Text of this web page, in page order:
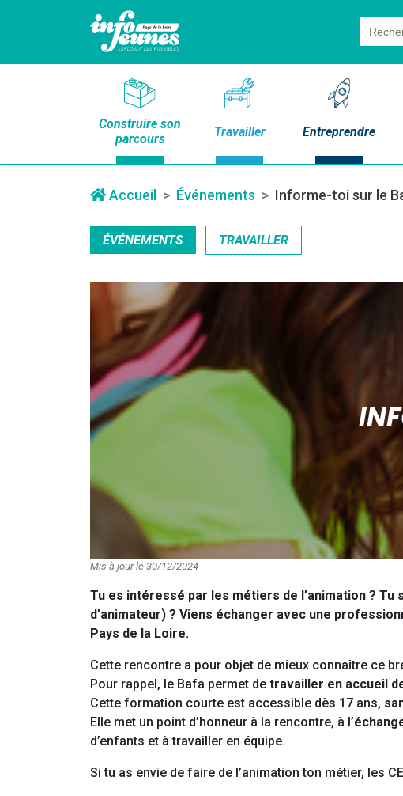
Search
for:
Construire son
parcours
Travailler Entreprendre
Accueil Événements Informe-toi sur le
ÉVÉNEMENTS TRAVAILLER
Mis à jour le 30/12/2024
Tu es intéressé par les métiers de l’animation ?
d’animateur) ? Viens échanger avec une
Pays de la Loire.
Cette rencontre a pour objet de mieux connaître ce
Pour rappel, le Bafa permet de travailler en accueil
Cette formation courte est accessible dès 17 ans,
Elle met un point d’honneur à la rencontre, à l’
d’enfants et à travailler en équipe.
Si tu as envie de faire de l’animation ton métier, les